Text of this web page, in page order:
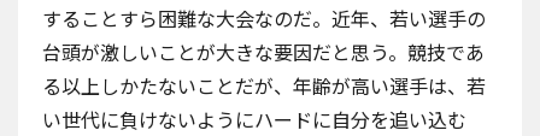
することすら困難な大会なのだ。近年、若い選手の
台頭が激しいことが大きな要因だと思う。競技であ
る以上しかたないことだが、年齢が高い選手は、若
い世代に負けないようにハードに自分を追い込む